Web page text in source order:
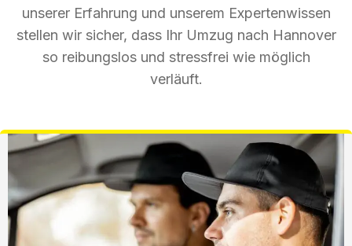
unserer Erfahrung und unserem Expertenwissen
stellen wir sicher, dass Ihr Umzug nach Hannover
so reibungslos und stressfrei wie möglich
verläuft.